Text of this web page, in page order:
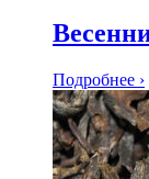
Подробнее ›